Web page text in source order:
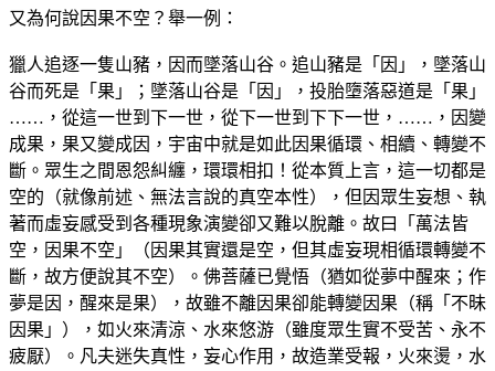
又為何說因果不空？舉一例：
獵人追逐一隻山豬，因而墜落山谷。追山豬是「因」，墜落山
谷而死是「果」；墜落山谷是「因」，投胎墮落惡道是「果」
……，從這一世到下一世，從下一世到下下一世，……，因變
成果，果又變成因，宇宙中就是如此因果循環、相續、轉變不
斷。眾生之間恩怨糾纏，環環相扣！從本質上言，這一切都是
空的（就像前述、無法言說的真空本性），但因眾生妄想、執
著而虛妄感受到各種現象演變卻又難以脫離。故曰「萬法皆
空，因果不空」（因果其實還是空，但其虛妄現相循環轉變不
斷，故方便說其不空）。佛菩薩已覺悟（猶如從夢中醒來；作
夢是因，醒來是果），故雖不離因果卻能轉變因果（稱「不昧
因果」），如火來清涼、水來悠游（雖度眾生實不受苦、永不
疲厭）。凡夫迷失真性，妄心作用，故造業受報，火來燙，水